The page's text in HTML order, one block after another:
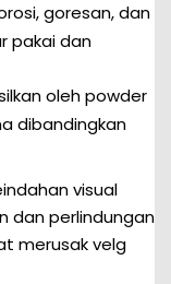
goresan, dan
pakai dan
oleh powder
dibandingkan
visual
dan perlindungan
merusak velg